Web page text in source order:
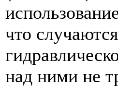
что
над ними не